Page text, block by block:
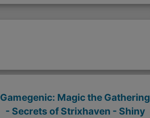
Gamegenic: Magic the Gathering
- Secrets of Strixhaven - Shiny